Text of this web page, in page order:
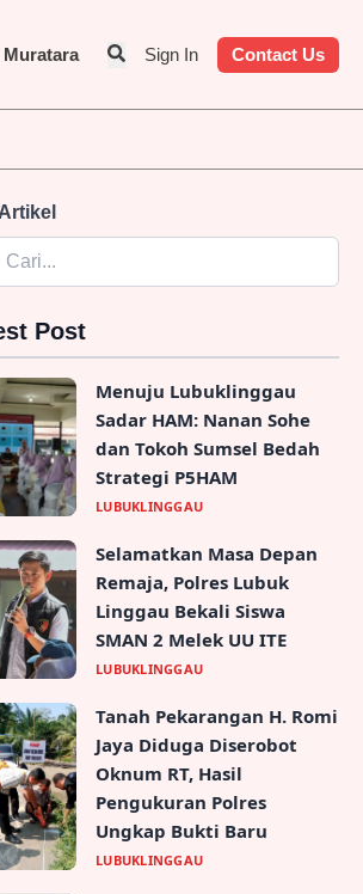
Muratara Sign In Contact Us
Post
Menuju Lubuklinggau
Sadar HAM: Nanan Sohe
dan Tokoh Sumsel Bedah
Strategi P5HAM
LUBUKLINGGAU
Selamatkan Masa Depan
Remaja, Polres Lubuk
Linggau Bekali Siswa
SMAN 2 Melek UU ITE
LUBUKLINGGAU
Tanah Pekarangan H. Romi
Jaya Diduga Diserobot
Oknum RT, Hasil
Pengukuran Polres
Ungkap Bukti Baru
LUBUKLINGGAU